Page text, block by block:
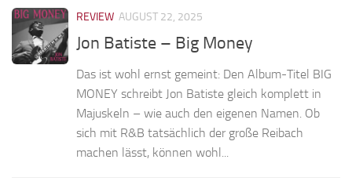
REVIEW AUGUST 22, 2025
Jon Batiste – Big Money
Das ist wohl ernst gemeint: Den Album-Titel BIG
MONEY schreibt Jon Batiste gleich komplett in
Majuskeln – wie auch den eigenen Namen. Ob
sich mit R&B tatsächlich der große Reibach
machen lässt, können wohl...